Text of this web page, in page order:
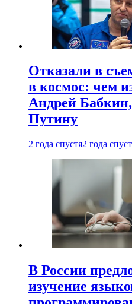
Отказали в
в космос: чем
Андрей
Путину
2 года спустя2 года
В России
изучение